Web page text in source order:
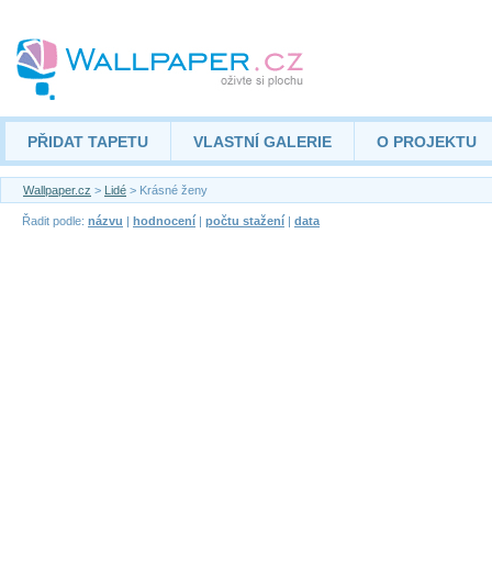
PŘIDAT TAPETU VLASTNÍ GALERIE O PROJEKTU
Wallpaper.cz > Lidé > Krásné ženy
Řadit podle: názvu | hodnocení | počtu stažení | data